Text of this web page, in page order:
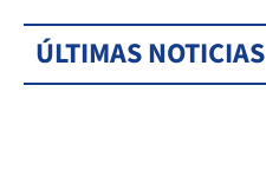
ÚLTIMAS NOTICIAS